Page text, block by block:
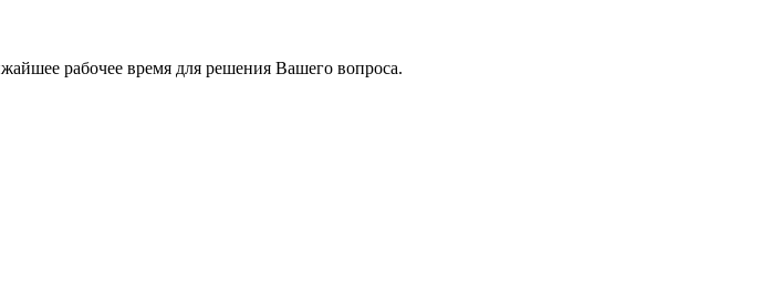
рабочее время для решения Вашего вопроса.